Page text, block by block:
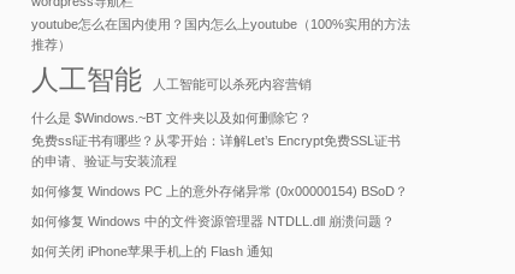
youtube怎么在国内使用？国内怎么上youtube（100%实用的方法
推荐）
人工智能 人工智能可以杀死内容营销
什么是 $Windows.~BT 文件夹以及如何删除它？
免费ssl证书有哪些？从零开始：详解Let’s Encrypt免费SSL证书
的申请、验证与安装流程
如何修复 Windows PC 上的意外存储异常 (0x00000154) BSoD？
如何修复 Windows 中的文件资源管理器 NTDLL.dll 崩溃问题？
如何关闭 iPhone苹果手机上的 Flash 通知